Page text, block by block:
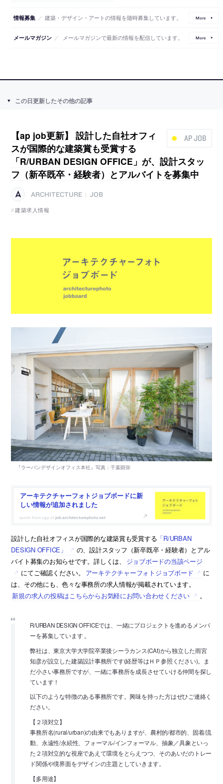
情報募集 ／ 建築・デザイン・アートの情報を随時募集しています。 More
メールマガジン ／ メールマガジンで最新の情報を配信しています。 More
この日更新したその他の記事
AP JOB
【ap job更新】 設計した自社オフィ
スが国際的な建築賞も受賞する
「R/URBAN DESIGN OFFICE」が、設計スタッ
フ（新卒既卒・経験者）とアルバイトを募集中
ARCHITECTURE
JOB
建築求人情報
アーキテクチャーフォトジョブボードに新
しい情報が追加されました
job.architecturephoto.net
設計した自社オフィスが国際的な建築賞も受賞する 「R/URBAN
DESIGN OFFICE」
の、設計スタッフ（新卒既卒・経験者）とアル
バイト募集のお知らせです。詳しくは、
ジョブボードの当該ページ
にてご確認ください。
アーキテクチャーフォトジョブボード
に
は、その他にも、色々な事務所の求人情報が掲載されています。
新規の求人の投稿はこちらからお気軽にお問い合わせください
。
R/URBAN DESIGN OFFICEでは、一緒にプロジェクトを進めるメンバ
ーを募集しています 。
弊社は、東京大学大学院卒業後シーラカンス(CAt)から独立した雨宮
知彦が設立した建築設計事務所です(経歴等はＨＰ参照ください)。ま
だ小さい事務所ですが、一緒に事務所を成長させていける仲間を探し
ています！
以下のような特徴のある事務所です。興味を持った方はぜひご連絡く
ださい。
【２項対立】
事務所名(rural/urban)の由来でもありますが、農村的/都市的、固着/流
動、永遠性/永続性、フォーマル/インフォーマル、抽象／具象といっ
た２項対立的な視座であえて環境をとらえつつ、そのあいだのトレー
ド関係や境界面をデザインの主題としていきます。
【多用途】